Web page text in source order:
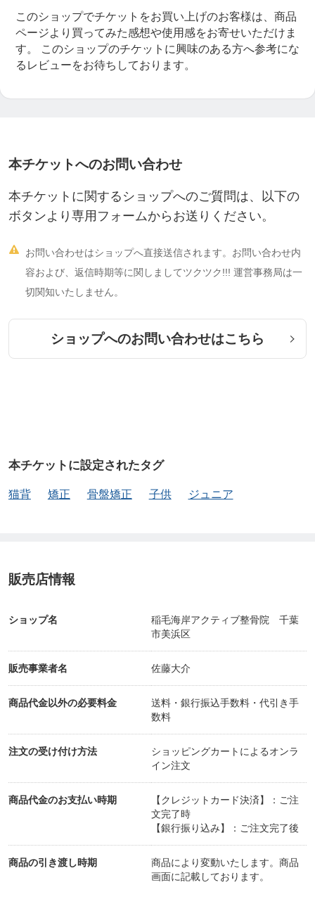
このショップでチケットをお買い上げのお客様は、商品
ページより買ってみた感想や使用感をお寄せいただけま
す。
このショップのチケットに興味のある方へ参考にな
るレビューをお待ちしております。
本チケットへのお問い合わせ
本チケットに関するショップへのご質問は、以下の
ボタンより専用フォームからお送りください。

お問い合わせはショップへ直接送信されます。お問い合わせ内
容および、返信時期等に関しましてツクツク!!! 運営事務局は一
切関知いたしません。
ショップへのお問い合わせはこちら
本チケットに設定されたタグ
猫背 矯正 骨盤矯正 子供 ジュニア
販売店情報
ショップ名
稲毛海岸アクティブ整骨院 千葉
市美浜区
販売事業者名 佐藤大介
商品代金以外の必要料金
送料・銀行振込手数料・代引き手
数料
注文の受け付け方法
ショッピングカートによるオンラ
イン注文
商品代金のお支払い時期
【クレジットカード決済】：ご注
文完了時
【銀行振り込み】：ご注文完了後
商品の引き渡し時期
商品により変動いたします。商品
画面に記載しております。